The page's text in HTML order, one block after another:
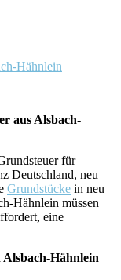
Hähnlein
aus Alsbach-
für
Deutschland, neu
Grundstücke in neu
Hähnlein müssen
eine
Hähnlein